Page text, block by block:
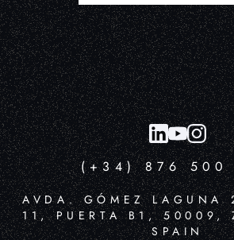
(+34) 876 500
AVDA. GÓMEZ LAGUNA
11, PUERTA B1, 50009,
SPAIN